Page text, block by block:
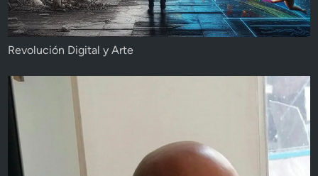
Revolución Digital y Arte